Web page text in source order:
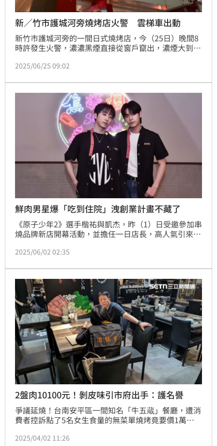
新／竹市護城河旁燒烤店火警 雲梯車出動
新竹市護城河旁的一間日式燒烤店，今（25日）晚間8
時許發生火警，濃濃黑煙直接從窗戶竄出，濃煙大到連
救，一度大樓頂樓有5名民眾受困待援，所幸皆已搶救
起火點為2樓的用餐區，8時39分火勢撲滅，至於起火
原因還有待進一步釐清。
2025/06/25 09:02
鮮肉男星爆「吃到住院」洩創業計畫不藏了
《原子少年2》選手楷祐與凱杰，昨（1）日受邀參加串
燒品牌新店開幕活動，並擔任一日店長，高人氣引來現
氣氛嗨到最高點。活動中兩位偶像不僅親自招呼客人，
2025/06/02 02:35
2盤肉10100元！剝皮味引市府出手：護名譽
爭議延燒！台南安平區一間知名「牛五蔵」餐廳，遭消
費者控訴點了5名女生食量的無菜單燒烤竟要價1萬
藥、12片櫛瓜一份880元，遭諷吃出貧富差距，儘管發
2025/04/02 11:26